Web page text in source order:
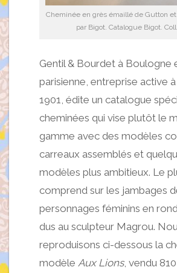
Cheminée en grès émaillé de Gutton
par Bigot. Catalogue Bigot.
Gentil & Bourdet à Boulogne
parisienne, entreprise active
1901, édite un catalogue
cheminées qui vise plutôt le
gamme avec des modèles
carreaux assemblés et
modèles plus ambitieux. Le
comprend sur les jambages
personnages féminins en
dus au sculpteur Magrou.
reproduisons ci-dessous la
modèle Aux Lions, vendu